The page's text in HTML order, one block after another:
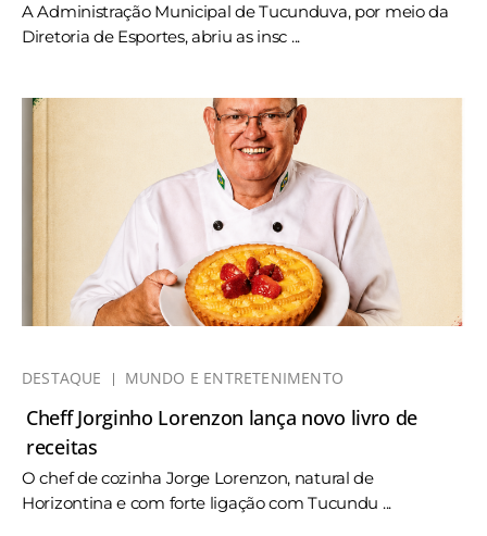
A Administração Municipal de Tucunduva, por meio da
Diretoria de Esportes, abriu as insc ...
DESTAQUE MUNDO E ENTRETENIMENTO
Cheff Jorginho Lorenzon lança novo livro de
receitas
O chef de cozinha Jorge Lorenzon, natural de
Horizontina e com forte ligação com Tucundu ...